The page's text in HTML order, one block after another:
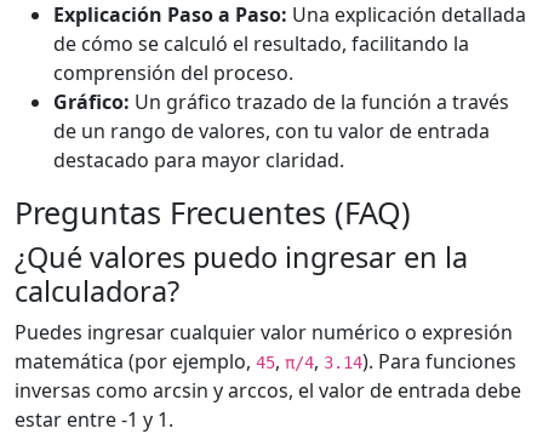
Explicación Paso a Paso: Una explicación detallada
de cómo se calculó el resultado, facilitando la
comprensión del proceso.
Gráfico: Un gráfico trazado de la función a través
de un rango de valores, con tu valor de entrada
destacado para mayor claridad.
Preguntas Frecuentes (FAQ)
¿Qué valores puedo ingresar en la
calculadora?
Puedes ingresar cualquier valor numérico o expresión
matemática (por ejemplo, 45, π/4, 3.14). Para funciones
inversas como arcsin y arccos, el valor de entrada debe
estar entre -1 y 1.